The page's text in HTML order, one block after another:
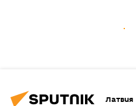
Латвия